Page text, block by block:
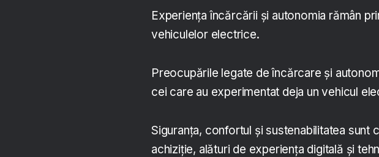
Experiența încărcării și autonomia rămân
vehiculelor electrice.
Preocupările legate de încărcare și
cei care au experimentat deja un vehicul
Siguranța, confortul și sustenabilitatea sunt
achiziție, alături de experiența digitală și